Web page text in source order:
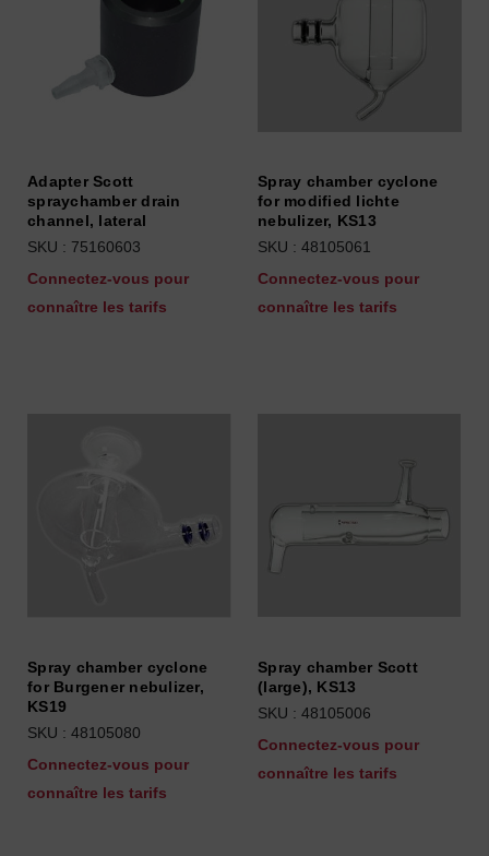
Adapter Scott
spraychamber drain
channel, lateral
SKU : 75160603
Connectez-vous pour
connaître les tarifs
Spray chamber cyclone
for modified lichte
nebulizer, KS13
SKU : 48105061
Connectez-vous pour
connaître les tarifs
Spray chamber cyclone
for Burgener nebulizer,
KS19
SKU : 48105080
Connectez-vous pour
connaître les tarifs
Spray chamber Scott
(large), KS13
SKU : 48105006
Connectez-vous pour
connaître les tarifs